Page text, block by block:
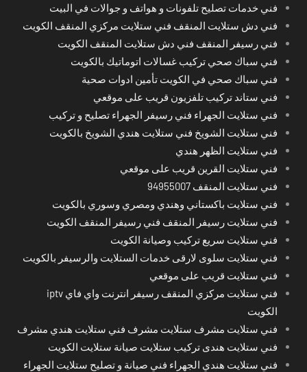
فني خدمات تصليح تلفونات و هواتف و جوالات في البيت
فني دش ستلايت المنقف فني ستلايت مركزي المنقف الكويت
فني رسيفر المنقف فني دش ستلايت المنقف الكويت
فني سباك صحي تركيب غسالات اتوماتيك بالكويت
فني سباك صحي في الكويت تأمين ادوات صحية
فني ستاند تركيب تلفزيون قريب على موقعي
فني ستلايت الجهراء فني رسيفر الجهراء تصليح و تركيب
فني ستلايت الشويخ فني ستلايت هندي الشويخ بالكويت
فني ستلايت الظهر هندي
فني ستلايت القرين قريب على موقعي
فني ستلايت المنقف 94955007
فني ستلايت باكستاني وهندي ومصري وسوري بالكويت
فني ستلايت رسيفر المنقف فني رسيفر المنقف الكويت
فني ستلايت سريع تركيب وصيانة الكويت
فني ستلايت سلوى لارقى خدمات الستلايت والرسيفر بالكويت
فني ستلايت قريب على موقعي
فني ستلايت مركزي المنقف رسيفر انترنت واي فاي iptv
الكويت
فني ستلايت مشرف ستلايت مشرف فني ستلايت هندي مشرف
فني ستلايت هندى تركيب ستلايت صيانة ستلايت الكويت
فني ستلايت هندي الجهراء فني صيانة و تصليح ستلايت الجهراء